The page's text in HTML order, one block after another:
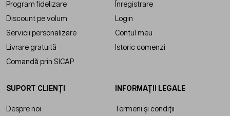
Program fidelizare
Discount pe volum
Servicii personalizare
Livrare gratuită
Comandă prin SICAP
Înregistrare
Login
Contul meu
Istoric comenzi
SUPORT CLIENȚI
Despre noi
INFORMAȚII LEGALE
Termeni și condiții